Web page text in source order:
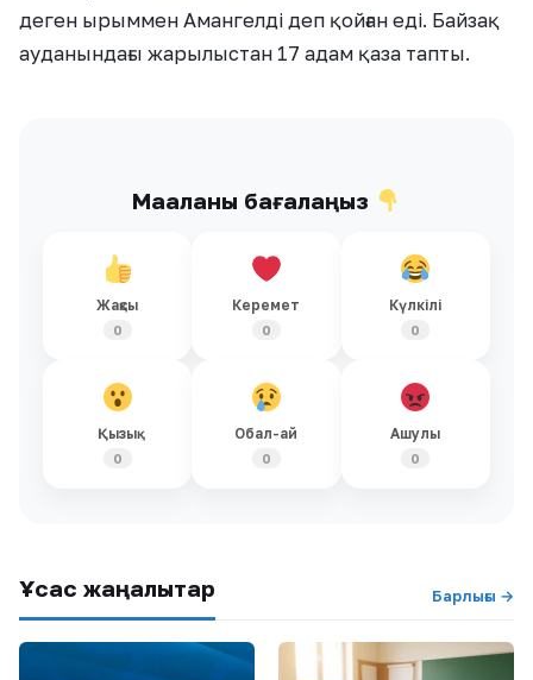
деген ырыммен Амангелді деп қойған еді. Байзақ
ауданындағы жарылыстан 17 адам қаза тапты.
Мақаланы бағалаңыз
Жақсы
0
Керемет
0
Күлкілі
0
Қызық
0
Обал-ай
0
Ашулы
0
Ұқсас жаңалықтар Барлығы →